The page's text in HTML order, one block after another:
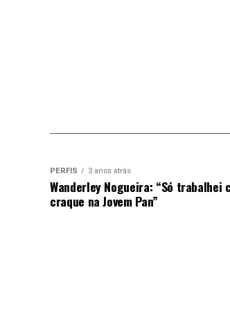
PERFIS 3 anos atrás
Wanderley Nogueira: “Só trabalhei
craque na Jovem Pan”